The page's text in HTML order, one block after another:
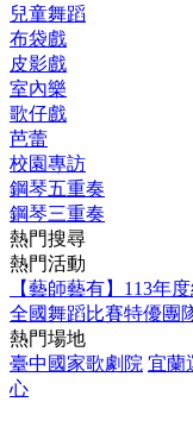
兒童舞蹈
布袋戲
皮影戲
室內樂
歌仔戲
芭蕾
校園專訪
鋼琴五重奏
鋼琴三重奏
熱門搜尋
熱門活動
【藝師藝有】113年
全國舞蹈比賽特優團
熱門場地
臺中國家歌劇院 宜蘭
心